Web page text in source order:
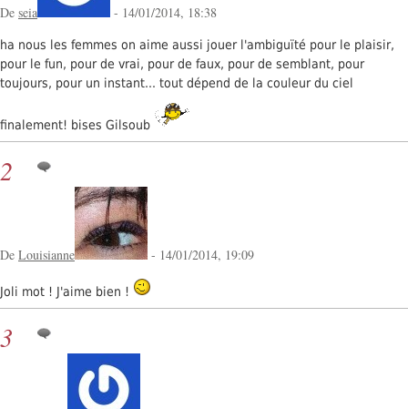
De seia - 14/01/2014, 18:38
ha nous les femmes on aime aussi jouer l'ambiguïté pour le plaisir,
pour le fun, pour de vrai, pour de faux, pour de semblant, pour
toujours, pour un instant... tout dépend de la couleur du ciel
finalement! bises Gilsoub
2
De Louisianne - 14/01/2014, 19:09
Joli mot ! J'aime bien !
3